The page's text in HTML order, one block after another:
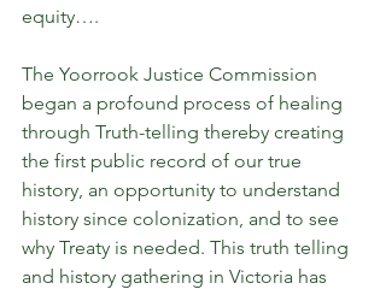
equity….
The Yoorrook Justice Commission
began a profound process of healing
through Truth-telling thereby creating
the first public record of our true
history, an opportunity to understand
history since colonization, and to see
why Treaty is needed. This truth telling
and history gathering in Victoria has